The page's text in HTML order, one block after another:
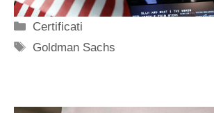
Categorie
Certificati
Tag
Goldman Sachs